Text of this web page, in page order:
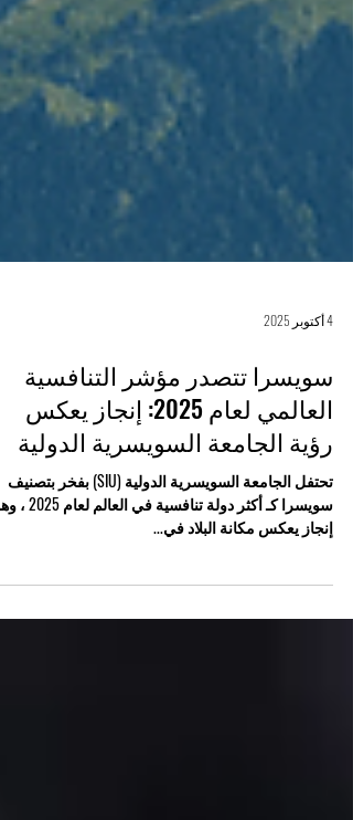
4 أكتوبر 2025
سويسرا تتصدر مؤشر التنافسية
العالمي لعام 2025: إنجاز يعكس
رؤية الجامعة السويسرية الدولية
تحتفل الجامعة السويسرية الدولية (SIU) بفخر بتصنيف
إنجاز يعكس مكانة البلاد في...